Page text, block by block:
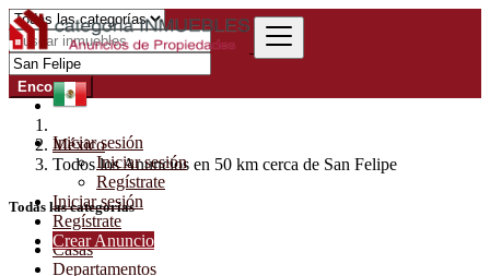
Iniciar sesión
Iniciar sesión
Regístrate
Iniciar sesión
Regístrate
Crear Anuncio
Encontrar
México
Todos los Anuncios en 50 km cerca de San Felipe
Todas las categorías
Casas
Departamentos